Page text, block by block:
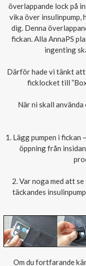
överlappande lock på
vika över insulinpump,
dig. Denna
fickan. Alla AnnaPS
ingenting
Därför hade vi tänkt
ficklocket till
När ni skall
1. Lägg pumpen i fickan
öppning från
2. Var noga med att
täckandes
Om du fortfarande